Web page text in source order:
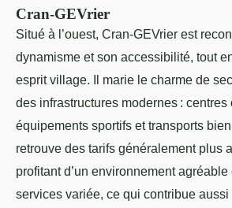
Cran-GEVrier
Situé à l’ouest, Cran-GEVrier est
dynamisme et son accessibilité, tout
esprit village. Il marie le charme de
des infrastructures modernes : centres
équipements sportifs et transports
retrouve des tarifs généralement plus
profitant d’un environnement agréable
services variée, ce qui contribue